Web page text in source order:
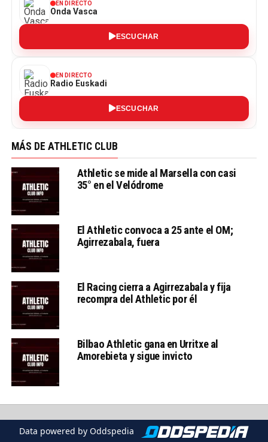
EN DIRECTO
Onda Vasca
ESCUCHAR
EN DIRECTO
Radio Euskadi
ESCUCHAR
MÁS DE ATHLETIC CLUB
Athletic se mide al Marsella con casi
35° en el Velódrome
El Athletic convoca a 25 ante el OM;
Agirrezabala, fuera
El Racing cierra a Agirrezabala y fija
recompra del Athletic por él
Bilbao Athletic gana en Urritxe al
Amorebieta y sigue invicto
Data powered by Oddspedia